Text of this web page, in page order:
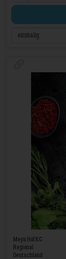
Meyn Hof KG
Regional
Deutschland